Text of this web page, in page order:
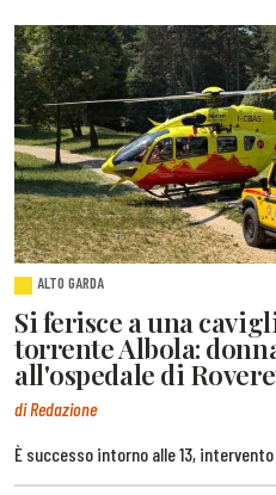
ALTO GARDA
Si ferisce a una
torrente Albola:
all'ospedale di
di Redazione
È successo intorno alle 13,